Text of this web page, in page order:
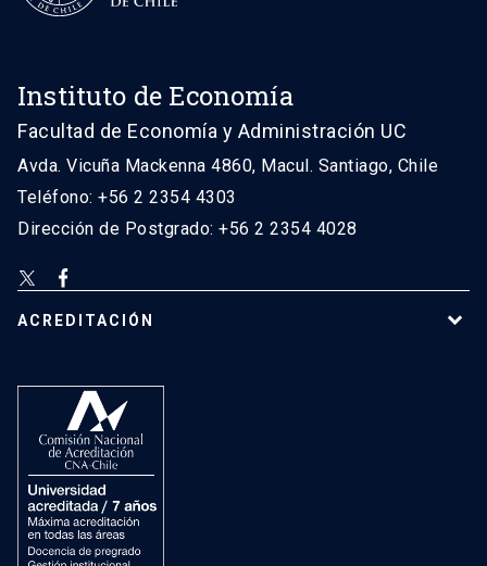
Instituto de Economía
Facultad de Economía y Administración UC
Avda. Vicuña Mackenna 4860, Macul. Santiago, Chile
Teléfono: +56 2 2354 4303
Dirección de Postgrado: +56 2 2354 4028
ACREDITACIÓN